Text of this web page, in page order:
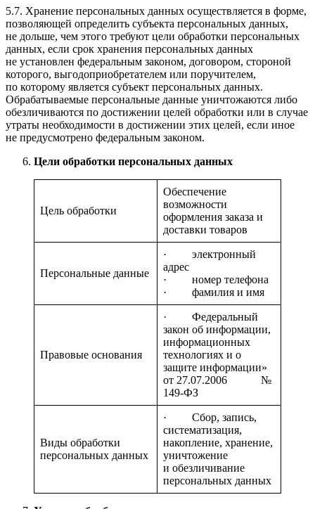
5.7. Хранение персональных данных осуществляется в форме,
позволяющей определить субъекта персональных данных,
не дольше, чем этого требуют цели обработки персональных
данных, если срок хранения персональных данных
не установлен федеральным законом, договором, стороной
которого, выгодоприобретателем или поручителем,
по которому является субъект персональных данных.
Обрабатываемые персональные данные уничтожаются либо
обезличиваются по достижении целей обработки или в случае
утраты необходимости в достижении этих целей, если иное
не предусмотрено федеральным законом.
Цели обработки персональных данных
Цель обработки
Обеспечение
возможности
оформления заказа и
доставки товаров
Персональные данные
· электронный
адрес
· номер телефона
· фамилия и имя
Правовые основания
· Федеральный
закон об информации,
информационных
технологиях и о
защите информации»
от 27.07.2006 №
149-ФЗ
Виды обработки
персональных данных
· Сбор, запись,
систематизация,
накопление, хранение,
уничтожение
и обезличивание
персональных данных